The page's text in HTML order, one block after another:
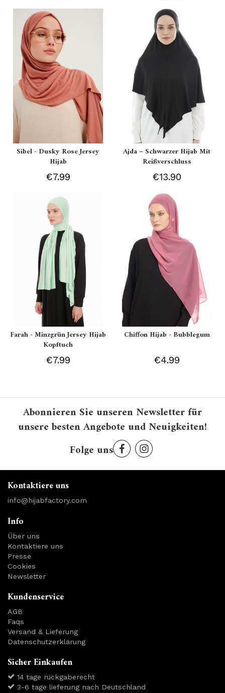
Sibel - Dusky Rose Jersey
Hijab
€7.99
Ajda – Schwarzer Hijab Mit
Reißverschluss
€13.90
Farah - Minzgrün Jersey Hijab
Kopftuch
€7.99
Chiffon Hijab - Bubblegum
€4.99
Abonnieren Sie unseren Newsletter für
unsere besten Angebote und Neuigkeiten!
Folge uns
Kontaktiere uns
info@hijabfactory.com
Info
Über uns
Kontaktiere uns
Presse
Cookies
Newsletter
Kundenservice
AGB
Faqs
Versand & Lieferung
Datenschutzerklärung
Sicher Einkaufen
14 tage rückgaberecht
3-6 tage lieferung nach Deutschland